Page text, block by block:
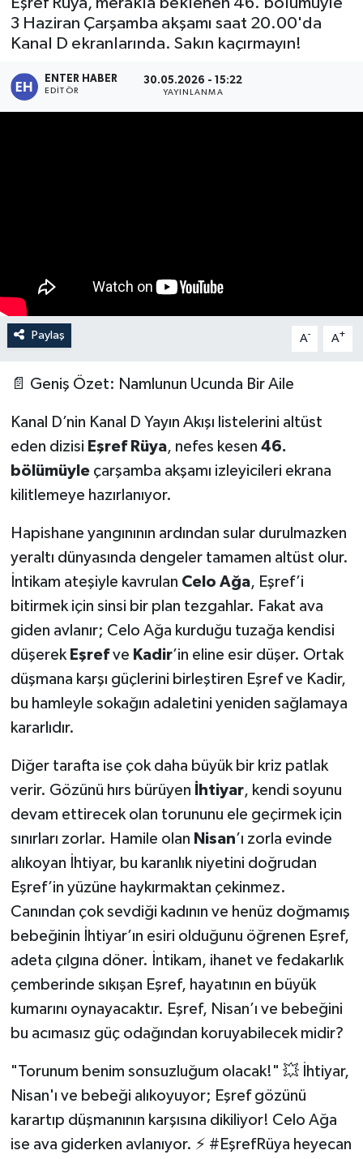
3 Haziran Çarşamba akşamı saat 20.00'da
Kanal D ekranlarında. Sakın kaçırmayın!
ENTER HABER
EDITÖR
30.05.2026 - 15:22
YAYINLANMA
Paylaş A- A+
📄 Geniş Özet: Namlunun Ucunda Bir Aile
Kanal D’nin Kanal D Yayın Akışı listelerini altüst
eden dizisi Eşref Rüya, nefes kesen 46.
bölümüyleçarşamba akşamı izleyicileri ekrana
kilitlemeye hazırlanıyor.
Hapishane yangınının ardından sular durulmazken
yeraltı dünyasında dengeler tamamen altüst olur.
İntikam ateşiyle kavrulan Celo Ağa, Eşref’i
bitirmek için sinsi bir plan tezgahlar. Fakat ava
giden avlanır; Celo Ağa kurduğu tuzağa kendisi
düşerek Eşrefve Kadir’in eline esir düşer. Ortak
düşmana karşı güçlerini birleştiren Eşref ve Kadir,
bu hamleyle sokağın adaletini yeniden sağlamaya
kararlıdır.
Diğer tarafta ise çok daha büyük bir kriz patlak
verir. Gözünü hırs bürüyen
İhtiyar, kendi soyunu
devam ettirecek olan torununu ele geçirmek için
sınırları zorlar. Hamile olan Nisan’ı zorla evinde
alıkoyan İhtiyar, bu karanlık niyetini doğrudan
Eşref’in yüzüne haykırmaktan çekinmez.
Canından çok sevdiği kadının ve henüz doğmamış
bebeğinin İhtiyar’ın esiri olduğunu öğrenen Eşref,
adeta çılgına döner. İntikam, ihanet ve fedakarlık
çemberinde sıkışan Eşref, hayatının en büyük
kumarını oynayacaktır. Eşref, Nisan’ı ve bebeğini
bu acımasız güç odağından koruyabilecek midir?
"Torunum benim sonsuzluğum olacak!" 💥 İhtiyar,
Nisan'ı ve bebeği alıkoyuyor; Eşref gözünü
karartıp düşmanının karşısına dikiliyor! Celo Ağa
ise ava giderken avlanıyor. ⚡️ #EşrefRüya heyecan
SPOR
FRAGMANLAR